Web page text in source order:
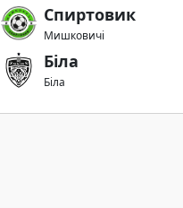
Спиртовик
Мишковичі
Біла
Біла